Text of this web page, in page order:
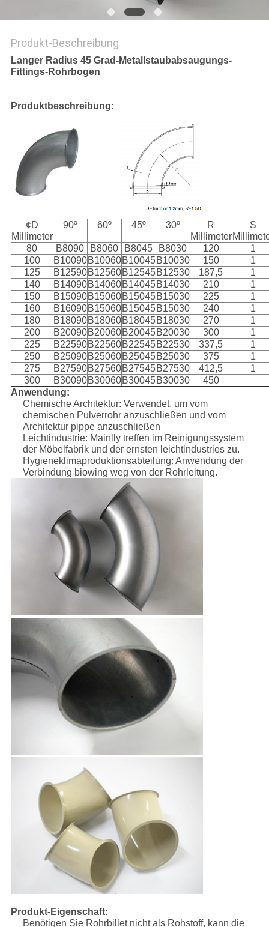
Produkt-Beschreibung
Langer Radius 45 Grad-Metallstaubabsaugungs-
Fittings-Rohrbogen
Produktbeschreibung:
¢D
Millimeter
90º 60º 45º 30º
R
Millimeter
S
80
B8090 B8060 B8045 B8030 120
1
100
B10090B10060B10045B10030 150
1
125
B12590B12560B12545B12530 187,5
1
140
B14090B14060B14045B14030 210
1
150
B15090B15060B15045B15030 225
1
160
B16090B15060B15045B15030 240
1
180
B18090B18060B18045B18030 270
1
200
B20090B20060B20045B20030 300
1
225
B22590B22560B22545B22530 337,5
1
250
B25090B25060B25045B25030 375
1
275
B27590B27560B27545B27530 412,5
1
300
B30090B30060B30045B30030
450
Anwendung:
Chemische Architektur: Verwendet, um vom
chemischen Pulverrohr anzuschließen und vom
Architektur pippe anzuschließen
Leichtindustrie: Mainlly treffen im Reinigungssystem
der Möbelfabrik und der ernsten leichtindustries zu.
Hygieneklimaproduktionsabteilung: Anwendung der
Verbindung biowing weg von der Rohrleitung.
Produkt-Eigenschaft:
Benötigen Sie Rohrbillet nicht als Rohstoff, kann die